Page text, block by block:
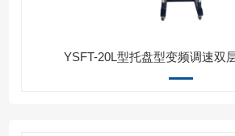
YSFT-20L型托盘型变频调速双